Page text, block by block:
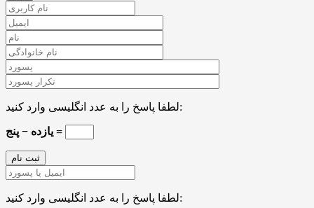
لطفا پاسخ را به عدد انگلیسی وارد کنید:
یازده − پنج =
لطفا پاسخ را به عدد انگلیسی وارد کنید: